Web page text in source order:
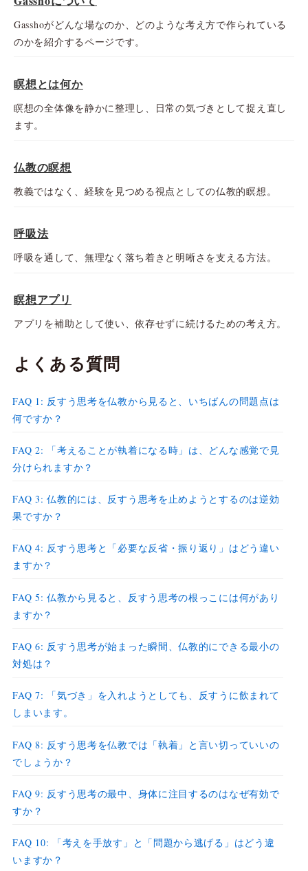
Gasshoがどんな場なのか、どのような考え方で作られている
のかを紹介するページです。
瞑想とは何か
瞑想の全体像を静かに整理し、日常の気づきとして捉え直し
ます。
仏教の瞑想
教義ではなく、経験を見つめる視点としての仏教的瞑想。
呼吸法
呼吸を通して、無理なく落ち着きと明晰さを支える方法。
瞑想アプリ
アプリを補助として使い、依存せずに続けるための考え方。
よくある質問
FAQ 1: 反すう思考を仏教から見ると、いちばんの問題点は
何ですか？
FAQ 2: 「考えることが執着になる時」は、どんな感覚で見
分けられますか？
FAQ 3: 仏教的には、反すう思考を止めようとするのは逆効
果ですか？
FAQ 4: 反すう思考と「必要な反省・振り返り」はどう違い
ますか？
FAQ 5: 仏教から見ると、反すう思考の根っこには何があり
ますか？
FAQ 6: 反すう思考が始まった瞬間、仏教的にできる最小の
対処は？
FAQ 7: 「気づき」を入れようとしても、反すうに飲まれて
しまいます。
FAQ 8: 反すう思考を仏教では「執着」と言い切っていいの
でしょうか？
FAQ 9: 反すう思考の最中、身体に注目するのはなぜ有効で
すか？
FAQ 10: 「考えを手放す」と「問題から逃げる」はどう違
いますか？